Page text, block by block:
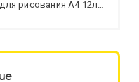
рисования А4 12л.